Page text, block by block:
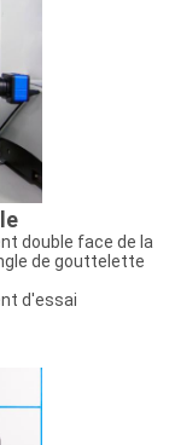
double face de la
de gouttelette
d'essai